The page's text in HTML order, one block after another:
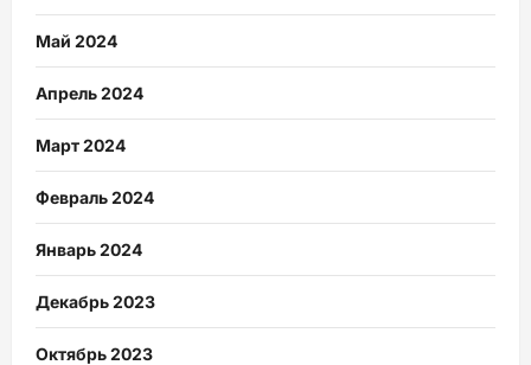
Май 2024
Апрель 2024
Март 2024
Февраль 2024
Январь 2024
Декабрь 2023
Октябрь 2023